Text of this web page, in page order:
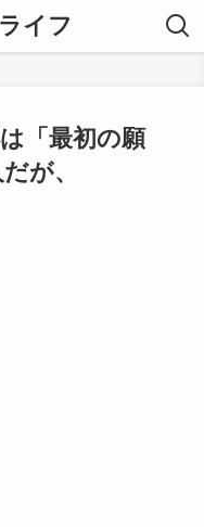
イフ
「最初の願
が、